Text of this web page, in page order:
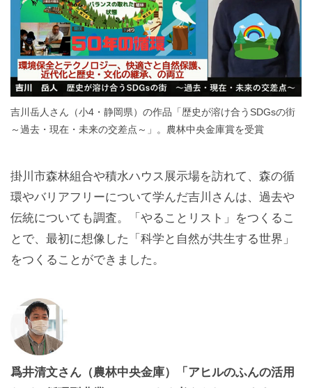
吉川岳人さん（小4・静岡県）の作品「歴史が溶け合うSDGsの街
～過去・現在・未来の交差点～」。農林中央金庫賞を受賞
掛川市森林組合や積水ハウス展示場を訪れて、森の循
環やバリアフリーについて学んだ吉川さんは、過去や
伝統についても調査。「やることリスト」をつくるこ
とで、最初に想像した「科学と自然が共生する世界」
をつくることができました。
爲井清文さん（農林中央金庫）「アヒルのふんの活用